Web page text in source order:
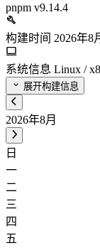
pnpm v9.14.4
构建时间 2026年8
系统信息 Linux /
展开构建信息
2026年8月
日
一
二
三
四
五